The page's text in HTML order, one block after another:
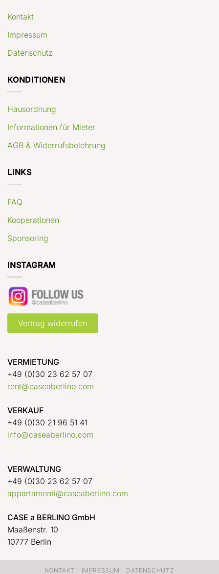
Kontakt
Impressum
Datenschutz
KONDITIONEN
Hausordnung
Informationen für Mieter
AGB & Widerrufsbelehrung
LINKS
FAQ
Kooperationen
Sponsoring
INSTAGRAM
Vertrag widerrufen
VERMIETUNG
+49 (0)30 23 62 57 07
rent@caseaberlino.com
VERKAUF
+49 (0)30 21 96 51 41
info@caseaberlino.com
VERWALTUNG
+49 (0)30 23 62 57 07
appartamenti@caseaberlino.com
CASE a BERLINO GmbH
Maaßenstr. 10
10777 Berlin
KONTAKT IMPRESSUM DATENSCHUTZ